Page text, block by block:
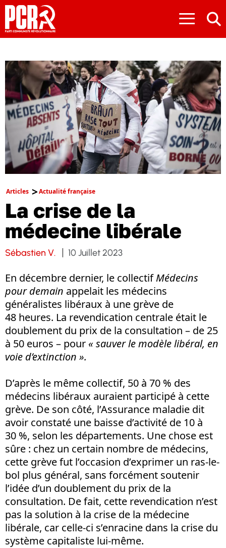
≡
Articles Actualité française
La crise de la
médecine libérale
Sébastien V. 10 Juillet 2023
En décembre dernier, le collectifMédecins
pour demain appelait les médecins
généralistes libéraux à une grève de
48 heures. La revendication centrale était le
doublement du prix de la consultation – de 25
à 50 euros – pour « sauver le modèle libéral, en
voie d’extinction ».
D’après le même collectif, 50 à 70 % des
médecins libéraux auraient participé à cette
grève. De son côté, l’Assurance maladie dit
avoir constaté une baisse d’activité de 10 à
30 %, selon les départements. Une chose est
sûre : chez un certain nombre de médecins,
cette grève fut l’occasion d’exprimer un ras-le-
bol plus général, sans forcément soutenir
l’idée d’un doublement du prix de la
consultation. De fait, cette revendication n’est
pas la solution à la crise de la médecine
libérale, car celle-ci s’enracine dans la crise du
système capitaliste lui-même.